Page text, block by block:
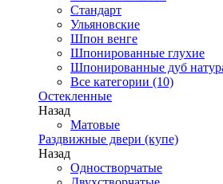
Стандарт
Ульяновские
Шпон венге
Шпонированные глухие
Шпонированные дуб
Все категории (10)
Остекленные
Назад
Матовые
Раздвижные двери (купе)
Назад
Одностворчатые